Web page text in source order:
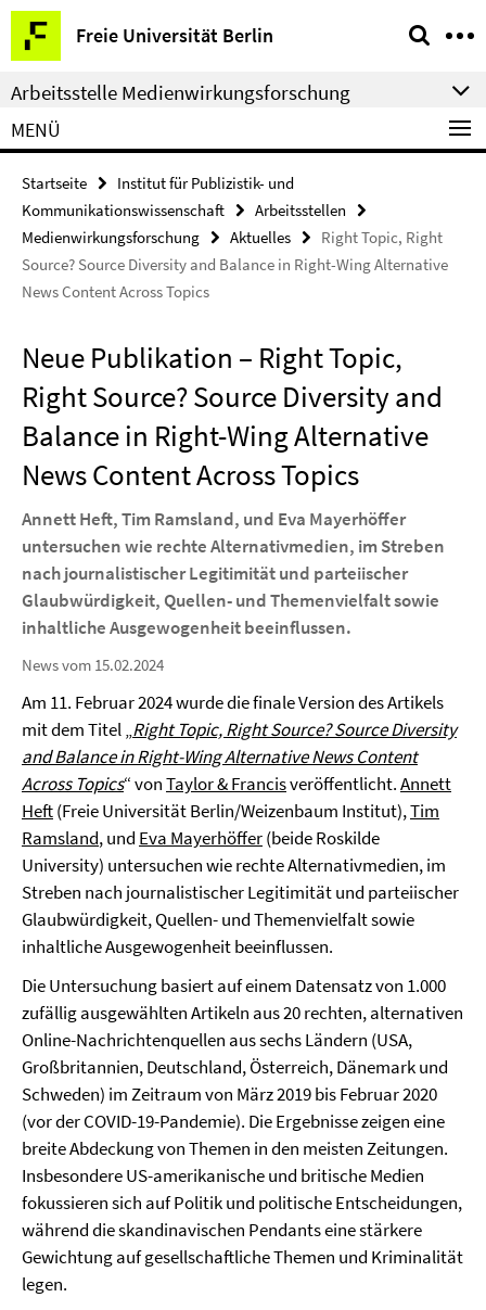
Springe
direkt
zu
Inhalt
Freie Universität Berlin
Service-
Navigation
Arbeitsstelle Medienwirkungsforschung
MENÜ
Startseite
Institut für Publizistik- und
Kommunikationswissenschaft
Arbeitsstellen
Medienwirkungsforschung
Aktuelles
Right Topic, Right
Source? Source Diversity and Balance in Right-Wing Alternative
News Content Across Topics
Neue Publikation – Right Topic,
Right Source? Source Diversity and
Balance in Right-Wing Alternative
News Content Across Topics
Annett Heft, Tim Ramsland, und Eva Mayerhöffer
untersuchen wie rechte Alternativmedien, im Streben
nach journalistischer Legitimität und parteiischer
Glaubwürdigkeit, Quellen- und Themenvielfalt sowie
inhaltliche Ausgewogenheit beeinflussen.
News vom 15.02.2024
Am 11. Februar 2024 wurde die finale Version des Artikels
mit dem Titel „Right Topic, Right Source? Source Diversity
and Balance in Right-Wing Alternative News Content
Across Topics“ vonTaylor & Francisveröffentlicht.Annett
Heft(Freie Universität Berlin/Weizenbaum Institut),Tim
Ramsland, und Eva Mayerhöffer(beide Roskilde
University) untersuchen wie rechte Alternativmedien, im
Streben nach journalistischer Legitimität und parteiischer
Glaubwürdigkeit, Quellen- und Themenvielfalt sowie
inhaltliche Ausgewogenheit beeinflussen.
Die Untersuchung basiert auf einem Datensatz von 1.000
zufällig ausgewählten Artikeln aus 20 rechten, alternativen
Online-Nachrichtenquellen aus sechs Ländern (USA,
Großbritannien, Deutschland, Österreich, Dänemark und
Schweden) im Zeitraum von März 2019 bis Februar 2020
(vor der COVID-19-Pandemie). Die Ergebnisse zeigen eine
breite Abdeckung von Themen in den meisten Zeitungen.
Insbesondere US-amerikanische und britische Medien
fokussieren sich auf Politik und politische Entscheidungen,
während die skandinavischen Pendants eine stärkere
Gewichtung auf gesellschaftliche Themen und Kriminalität
legen.